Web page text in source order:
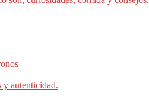
y autenticidad.